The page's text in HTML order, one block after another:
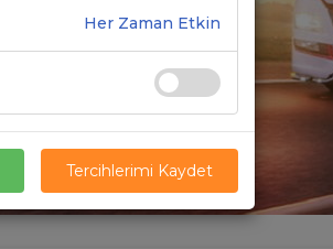
Her Zaman Etkin
Tercihlerimi Kaydet